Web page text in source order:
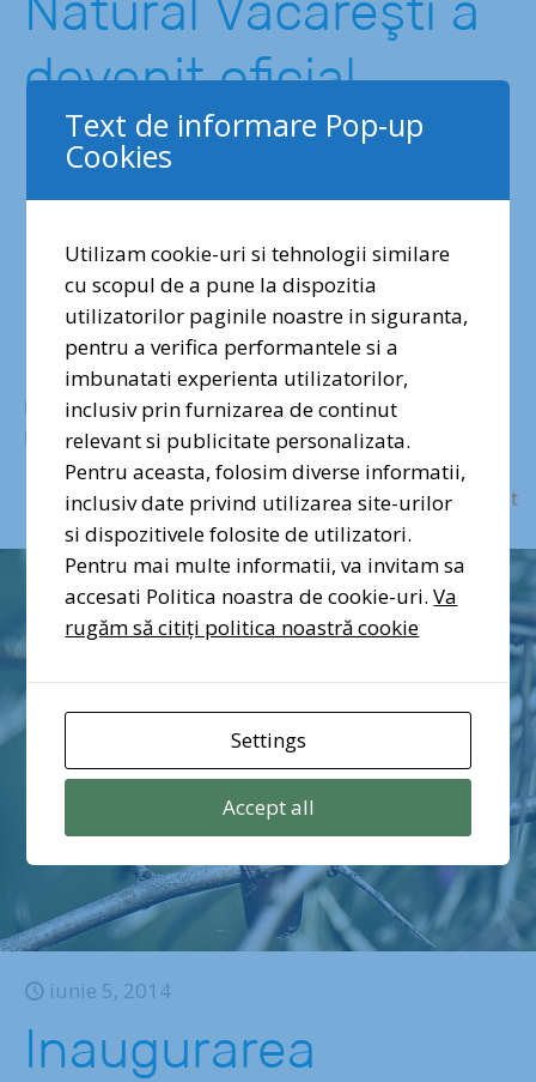
devenit oficial
administratorul
primului parc
natural urban din
România
Inaugurarea Centrului de Observare al Parcului
Natural Văcărești
Mai Mult
iunie 5, 2014
Inaugurarea
Text de informare Pop-up
Cookies
Utilizam cookie-uri si tehnologii similare
cu scopul de a pune la dispozitia
utilizatorilor paginile noastre in siguranta,
pentru a verifica performantele si a
imbunatati experienta utilizatorilor,
inclusiv prin furnizarea de continut
relevant si publicitate personalizata.
Pentru aceasta, folosim diverse informatii,
inclusiv date privind utilizarea site-urilor
si dispozitivele folosite de utilizatori.
Pentru mai multe informatii, va invitam sa
accesati Politica noastra de cookie-uri.Va
rugăm să citiți politica noastră cookie
Settings
Accept all